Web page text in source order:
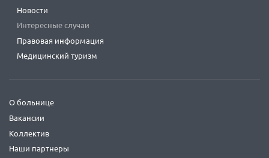
Новости
Интересные случаи
Правовая информация
Медицинский туризм
О больнице
Вакансии
Коллектив
Наши партнеры